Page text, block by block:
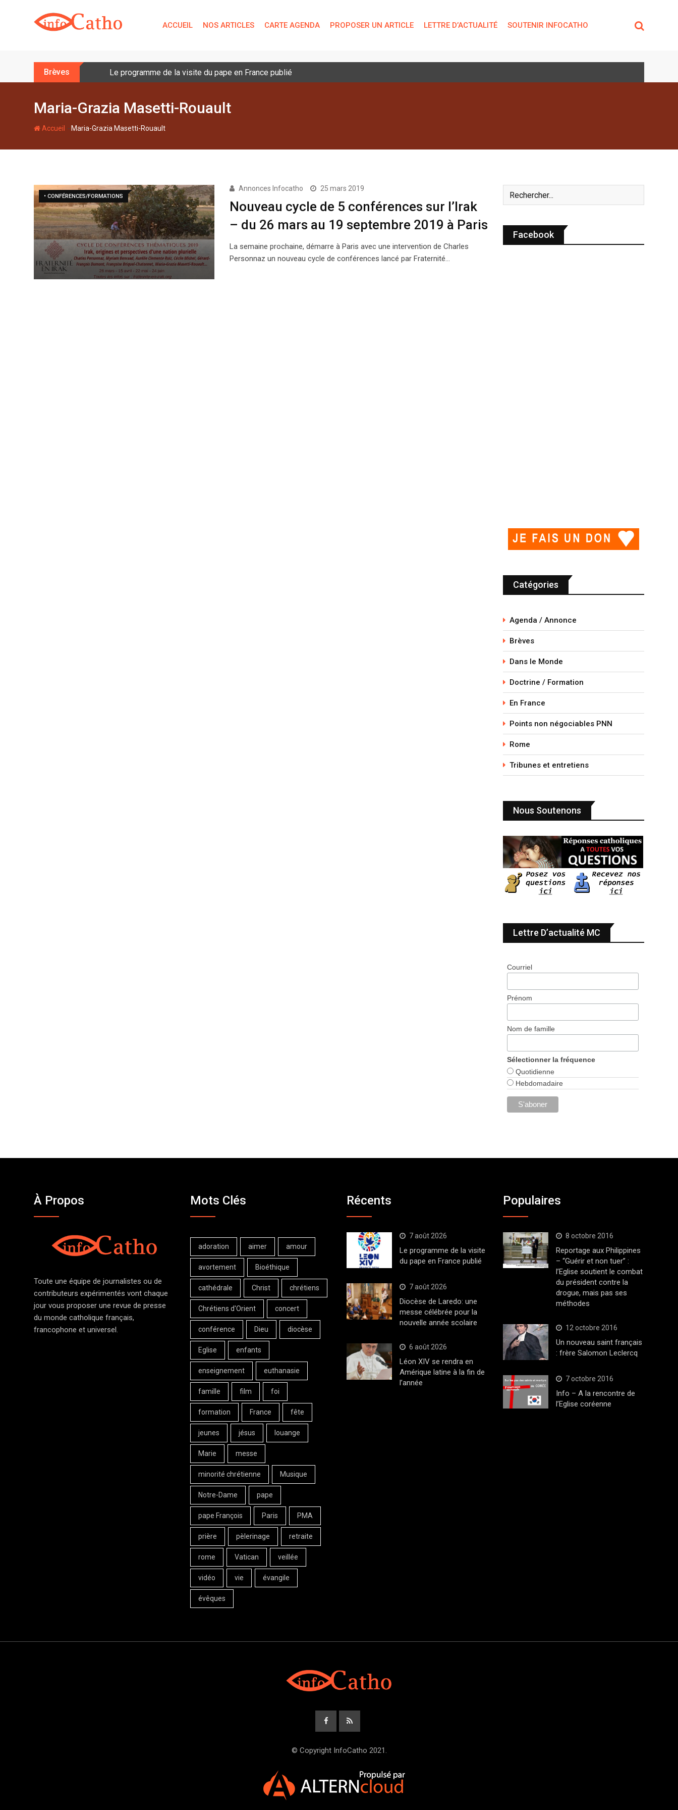
t
ACCUEIL NOS ARTICLES CARTE AGENDA PROPOSER UN ARTICLE LETTRE D’ACTUALITÉ SOUTENIR INFOCATHO
Brèves Le programme de la visite du pape en France publié
Maria-Grazia Masetti-Rouault
Accueil - Maria-Grazia Masetti-Rouault
• CONFÉRENCES/FORMATIONS
Annonces Infocatho 25 mars 2019
Nouveau cycle de 5 conférences sur l’Irak
– du 26 mars au 19 septembre 2019 à Paris
La semaine prochaine, démarre à Paris avec une intervention de Charles
Personnaz un nouveau cycle de conférences lancé par Fraternité…
Facebook
Catégories
Agenda / Annonce
Brèves
Dans le Monde
Doctrine / Formation
En France
Points non négociables PNN
Rome
Tribunes et entretiens
Nous Soutenons
Lettre D’actualité MC
Courriel
Prénom
Nom de famille
Sélectionner la fréquence
Quotidienne
Hebdomadaire
À Propos
Toute une équipe de journalistes ou de
contributeurs expérimentés vont chaque
jour vous proposer une revue de presse
du monde catholique français,
francophone et universel.
Mots Clés
adoration aimer amour
avortement Bioéthique
cathédrale Christ chrétiens
Chrétiens d'Orient concert
conférence Dieu diocèse
Eglise enfants
enseignement euthanasie
famille film foi
formation France fête
jeunes jésus louange
Marie messe
minorité chrétienne Musique
Notre-Dame pape
pape François Paris PMA
prière pèlerinage retraite
rome Vatican veillée
vidéo vie évangile
évêques
Récents
7 août 2026
Le programme de la visite
du pape en France publié
7 août 2026
Diocèse de Laredo: une
messe célébrée pour la
nouvelle année scolaire
6 août 2026
Léon XIV se rendra en
Amérique latine à la fin de
l’année
Populaires
8 octobre 2016
Reportage aux Philippines
– “Guérir et non tuer” :
l’Eglise soutient le combat
du président contre la
drogue, mais pas ses
méthodes
12 octobre 2016
Un nouveau saint français
: frère Salomon Leclercq
7 octobre 2016
Info – A la rencontre de
l’Eglise coréenne
© Copyright InfoCatho 2021.